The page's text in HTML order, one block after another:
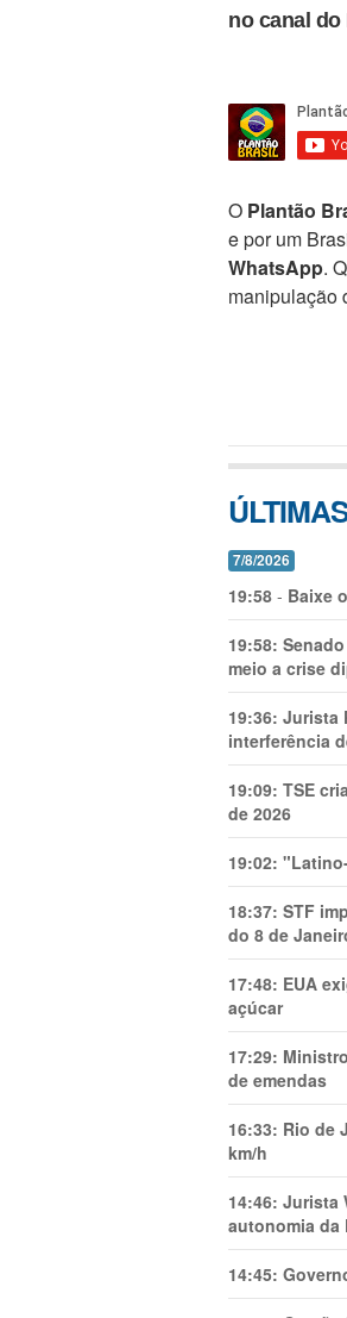
no canal do
O Plantão
e por um
WhatsApp.
manipulação
7/8/2026
19:58 - Baixe
19:58:
meio a crise
19:36: Jurista
interferência
19:09: TSE
de 2026
19:02:
18:37: STF
do 8 de
17:48: EUA
açúcar
17:29:
de emendas
16:33: Rio de
km/h
14:46: Jurista
autonomia da
14:45: